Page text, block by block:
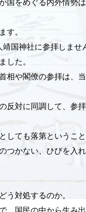
国をめぐる内外情勢
す。
国神社に参拝しませ
した。
相や閣僚の参拝は、
反対に同調して、参
しても落第ということ
つかない、ひびを入
う対処するのか。
国民の中から生み